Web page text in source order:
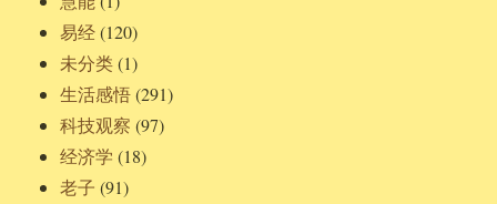
易经(120)
未分类(1)
生活感悟(291)
科技观察 (97)
经济学 (18)
老子 (91)